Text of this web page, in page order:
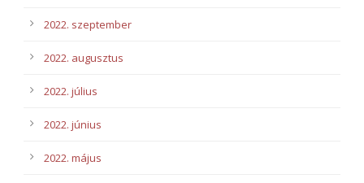
2022. szeptember
2022. augusztus
2022. július
2022. június
2022. május